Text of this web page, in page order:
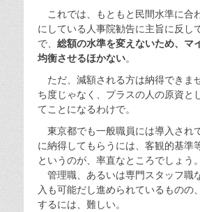
これでは、もともと民間水準に合
にしている人事院勧告に主旨に反し
で、 総額の水準を変えないため、マ
均衡させるほかない。
ただ、減額される方は納得できま
ち度じゃなく、プラスの人の原資と
てことになるわけで。
東京都でも一般職員には導入され
に納得してもらうには、客観的基準
というのが、率直なところでしょう。
管理職、あるいは専門スタッフ職
入も可能だし進められているものの
するには、難しい。